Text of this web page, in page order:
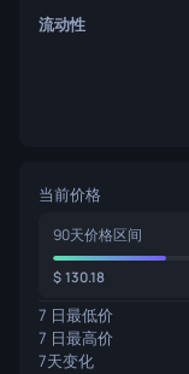
流动性
当前价格
90天价格区间
130.18
7 日最低价
7 日最高价
7天变化